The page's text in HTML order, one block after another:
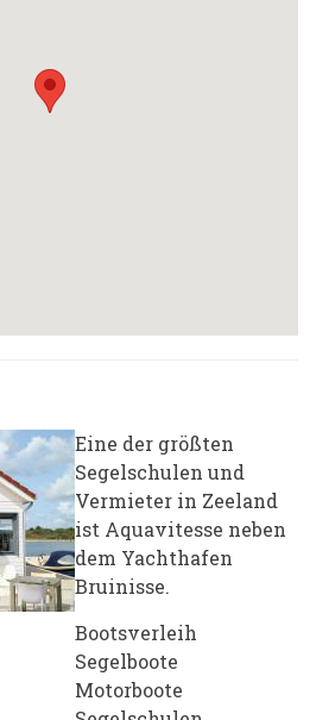
Eine der größten
Segelschulen und
Vermieter in Zeeland
ist Aquavitesse neben
dem Yachthafen
Bruinisse.
Bootsverleih
Segelboote
Motorboote